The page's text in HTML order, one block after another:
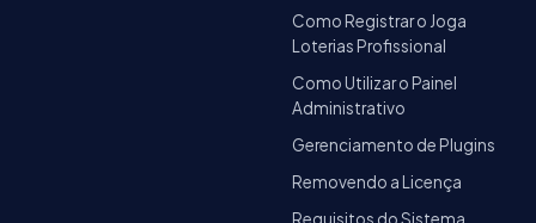
Como Registrar o Joga
Loterias Profissional
Como Utilizar o Painel
Administrativo
Gerenciamento de Plugins
Removendo a Licença